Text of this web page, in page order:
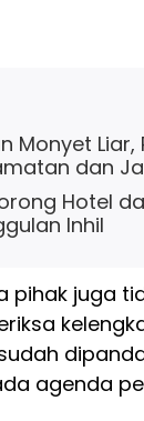
Monyet
dan
Hotel
Inhil
pihak juga
agenda